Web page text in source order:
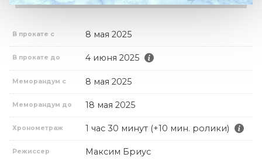
В прокате с 8 мая 2025
В прокате до 4 июня 2025
Меморандум с 8 мая 2025
Меморандум до 18 мая 2025
Хронометраж 1 час 30 минут (+10 мин. ролики)
Режиссер Максим Бриус